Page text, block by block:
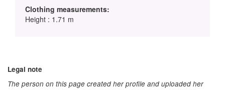
Clothing measurements:
Height : 1.71 m
Legal note
The person on this page created her profile and uploaded her